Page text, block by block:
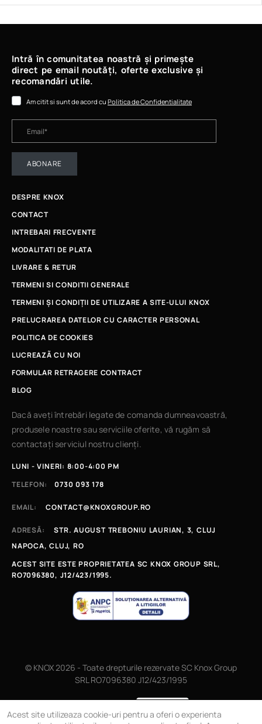
Intră în comunitatea noastră și primește
direct pe email noutăți, oferte exclusive și
recomandări utile.
Am citit si sunt de acord cu Politica de Confidentialitate
ABONARE
DESPRE KNOX
CONTACT
INTREBARI FRECVENTE
MODALITATI DE PLATA
LIVRARE & RETUR
TERMENI SI CONDITII GENERALE
TERMENI ȘI CONDIȚII DE UTILIZARE A SITE-ULUI KNOX
PRELUCRAREA DATELOR CU CARACTER PERSONAL
POLITICA DE COOKIES
LUCREAZÃ CU NOI
FORMULAR RETRAGERE CONTRACT
BLOG
Dacă aveți întrebări legate de comanda dumneavoastră,
produsele noastre sau serviciile oferite, vă rugăm să
contactați serviciul nostru clienți.
LUNI - VINERI: 8:00-4:00 PM
TELEFON:
0730 093 178
EMAIL: CONTACT@KNOXGROUP.RO
ADRESĂ:
STR. AUGUST TREBONIU LAURIAN, 3, CLUJ
NAPOCA, CLUJ, RO
ACEST SITE ESTE PROPRIETATEA SC KNOX GROUP SRL,
RO7096380, J12/423/1995.
© KNOX 2026 - Toate drepturile rezervate SC Knox Group
SRL RO7096380 J12/423/1995
Acest site utilizeaza cookie-uri pentru a oferi o experienta